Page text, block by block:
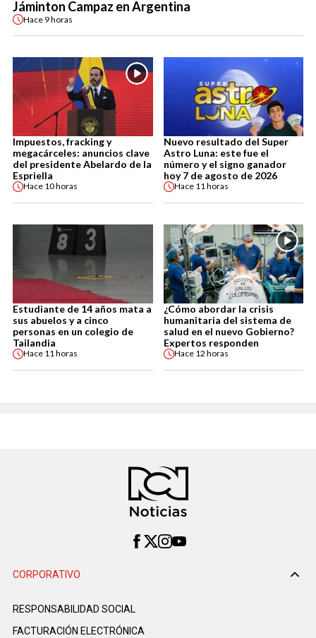
Jáminton Campaz en Argentina
Hace 9 horas
Impuestos, fracking y
megacárceles: anuncios clave
del presidente Abelardo de la
Espriella
Hace 10 horas
Nuevo resultado del Super
Astro Luna: este fue el
número y el signo ganador
hoy 7 de agosto de 2026
Hace 11 horas
Estudiante de 14 años mata a
sus abuelos y a cinco
personas en un colegio de
Tailandia
Hace 11 horas
¿Cómo abordar la crisis
humanitaria del sistema de
salud en el nuevo Gobierno?
Expertos responden
Hace 12 horas
CORPORATIVO
RESPONSABILIDAD SOCIAL
FACTURACIÓN ELECTRÓNICA